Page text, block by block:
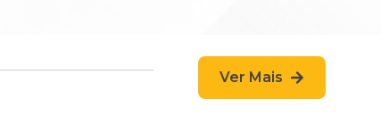
Ver Mais